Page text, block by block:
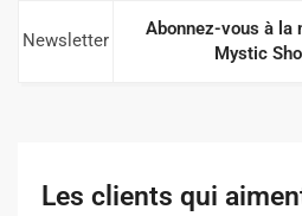
Newsletter
Abonnez-vous à la
Mystic
Les clients qui